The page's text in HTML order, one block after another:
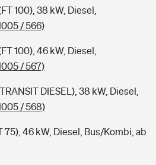
100), 38 kW, Diesel,
/ 566)
100), 46 kW, Diesel,
/ 567)
DIESEL), 38 kW, Diesel,
/ 568)
75), 46 kW, Diesel, Bus/Kombi, ab